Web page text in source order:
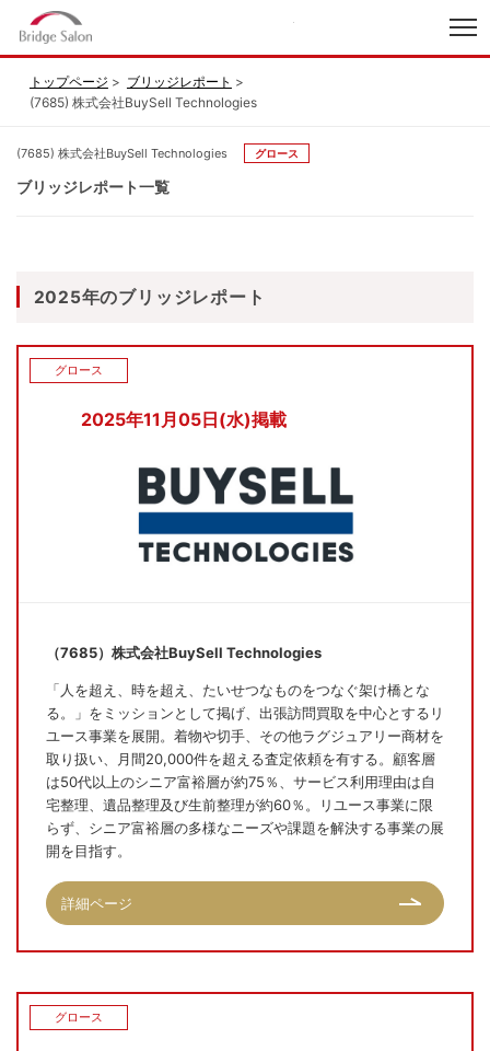
トップページ
ブリッジレポート
(7685) 株式会社BuySell Technologies
(7685) 株式会社BuySell Technologies グロース
ブリッジレポート一覧
2025年のブリッジレポート
2025年11月05日(水)掲載
グロース
（7685）株式会社BuySell Technologies
「人を超え、時を超え、たいせつなものをつなぐ架け橋とな
る。」をミッションとして掲げ、出張訪問買取を中心とするリ
ユース事業を展開。着物や切手、その他ラグジュアリー商材を
取り扱い、月間20,000件を超える査定依頼を有する。顧客層
は50代以上のシニア富裕層が約75％、サービス利用理由は自
宅整理、遺品整理及び生前整理が約60％。リユース事業に限
らず、シニア富裕層の多様なニーズや課題を解決する事業の展
開を目指す。
詳細ページ
グロース